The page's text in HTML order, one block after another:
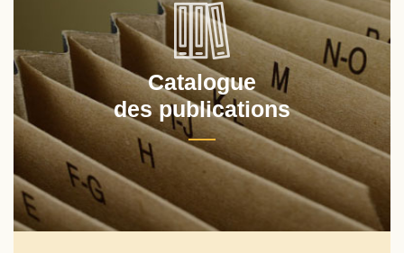
Catalogue
des publications